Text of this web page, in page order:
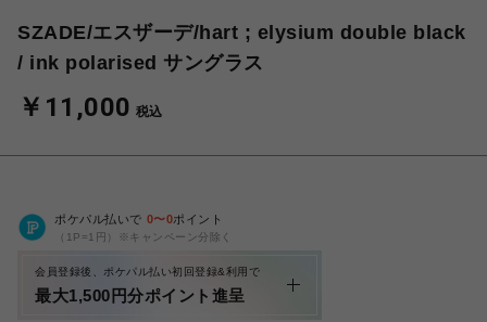
SZADE/エスザーデ/hart ; elysium double black
/ ink polarised サングラス
￥11,000 税込
ポケパル払いで 0〜0ポイント
（1P=1円）※キャンペーン分除く
会員登録後、ポケパル払い初回登録&利用で
最大1,500円分ポイント進呈